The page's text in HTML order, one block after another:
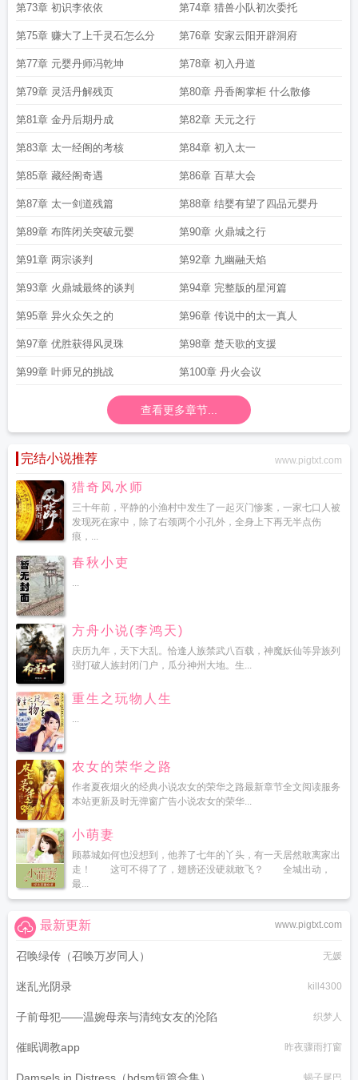
第73章 初识李依依 第74章 猎兽小队初次委托
第75章 赚大了上千灵石怎么分 第76章 安家云阳开辟洞府
第77章 元婴丹师冯乾坤 第78章 初入丹道
第79章 灵活丹解残页 第80章 丹香阁掌柜 什么散修
第81章 金丹后期丹成 第82章 天元之行
第83章 太一经阁的考核 第84章 初入太一
第85章 藏经阁奇遇 第86章 百草大会
第87章 太一剑道残篇 第88章 结婴有望了四品元婴丹
第89章 布阵闭关突破元婴 第90章 火鼎城之行
第91章 两宗谈判 第92章 九幽融天焰
第93章 火鼎城最终的谈判 第94章 完整版的星河篇
第95章 异火众矢之的 第96章 传说中的太一真人
第97章 优胜获得风灵珠 第98章 楚天歌的支援
第99章 叶师兄的挑战 第100章 丹火会议
查看更多章节...
完结小说推荐 www.pigtxt.com
猎奇风水师
三十年前，平静的小渔村中发生了一起灭门惨案，一家七口人被
发现死在家中，除了右颈两个小孔外，全身上下再无半点伤
痕，...
春秋小吏
...
方舟小说(李鸿天)
庆历九年，天下大乱。恰逢人族禁武八百载，神魔妖仙等异族列
强打破人族封闭门户，瓜分神州大地。生...
重生之玩物人生
...
农女的荣华之路
作者夏夜烟火的经典小说农女的荣华之路最新章节全文阅读服务
本站更新及时无弹窗广告小说农女的荣华...
小萌妻
顾慕城如何也没想到，他养了七年的丫头，有一天居然敢离家出
走！ 这可不得了了，翅膀还没硬就敢飞？ 全城出动，
最...
www.pigtxt.com
最新更新
召唤绿传（召唤万岁同人） 无媛
迷乱光阴录 kill4300
子前母犯——温婉母亲与清纯女友的沦陷 织梦人
催眠调教app 昨夜骤雨打窗
蝎子尾巴